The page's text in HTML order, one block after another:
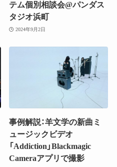
テム個別相談会@パンダス
タジオ浜町
2024年9月2日
事例解説：羊文学の新曲ミ
ュージックビデオ
「Addiction」Blackmagic
Cameraアプリで撮影